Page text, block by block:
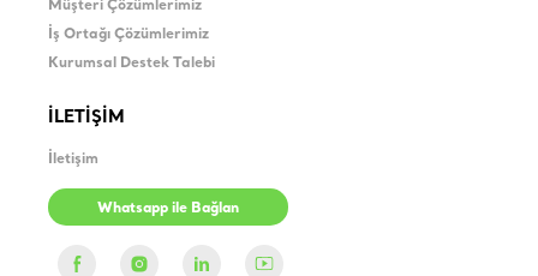
Müşteri Çözümlerimiz
İş Ortağı Çözümlerimiz
Kurumsal Destek Talebi
İLETİŞİM
İletişim
Whatsapp ile Bağlan